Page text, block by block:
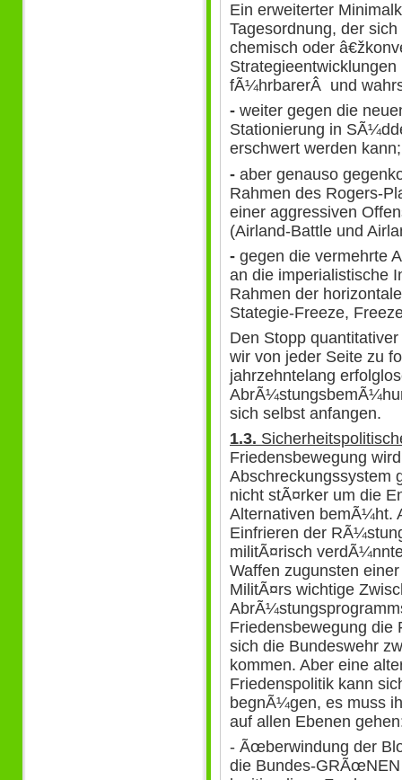
Ein erweiterter
Tagesordnung, der
chemisch oder
fÃ¼hrbarerÂ und
- weiter gegen die
Stationierung in
erschwert werden kann;
- aber genauso
Rahmen des Rogers-
einer aggressiven
(Airland-Battle und
- gegen die vermehrte
an die imperialistische
Rahmen der
Stategie-Freeze,
Den Stopp
wir von jeder Seite zu
jahrzehntelang
sich selbst anfangen.
1.3.
Friedensbewegung
Abschreckungssystem
nicht stÃ¤rker um die
Alternativen bemÃ¼ht.
Einfrieren der
militÃ¤risch
Waffen zugunsten
MilitÃ¤rs wichtige
Friedensbewegung die
sich die Bundeswehr
kommen. Aber eine
Friedenspolitik kann
begnÃ¼gen, es muss
auf allen Ebenen
- Ãœberwindung der
die Bundes-